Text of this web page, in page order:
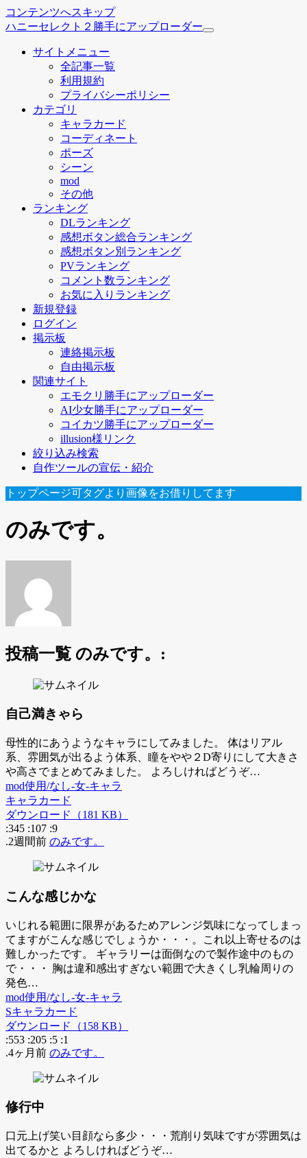
コンテンツへスキップ
ハニーセレクト２勝手にアップローダー
サイトメニュー
全記事一覧
利用規約
プライバシーポリシー
カテゴリ
キャラカード
コーディネート
ポーズ
シーン
mod
その他
ランキング
DLランキング
感想ボタン総合ランキング
感想ボタン別ランキング
PVランキング
コメント数ランキング
お気に入りランキング
新規登録
ログイン
掲示板
連絡掲示板
自由掲示板
関連サイト
エモクリ勝手にアップローダー
AI少女勝手にアップローダー
コイカツ勝手にアップローダー
illusion様リンク
絞り込み検索
自作ツールの宣伝・紹介
トップページ可タグより画像をお借りしてます
のみです。
投稿一覧 のみです。:
自己満きゃら
母性的にあうようなキャラにしてみました。 体はリアル
系、雰囲気が出るよう体系、瞳をやや２D寄りにして大きさ
や高さでまとめてみました。 よろしければどうぞ…
mod使用/なし-女-キャラ
キャラカード
ダウンロード（181 KB）
:345 :107 :9
.2週間前 のみです。
こんな感じかな
いじれる範囲に限界があるためアレンジ気味になってしまっ
てますがこんな感じでしょうか・・・。これ以上寄せるのは
難しかったです。 ギャラリーは面倒なので製作途中のもの
で・・・ 胸は違和感出すぎない範囲で大きくし乳輪周りの
発色…
mod使用/なし-女-キャラ
Sキャラカード
ダウンロード（158 KB）
:553 :205 :5 :1
.4ヶ月前 のみです。
修行中
口元上げ笑い目顔なら多少・・・荒削り気味ですが雰囲気は
出てるかと よろしければどうぞ…